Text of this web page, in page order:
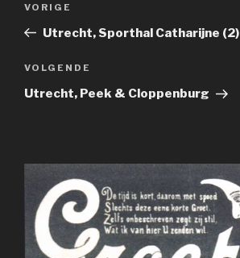
Vorig
bericht
VORIGE
Utrecht, Sporthal Catharijne (2)
Volgend
bericht
VOLGENDE
Utrecht, Peek & Cloppenburg